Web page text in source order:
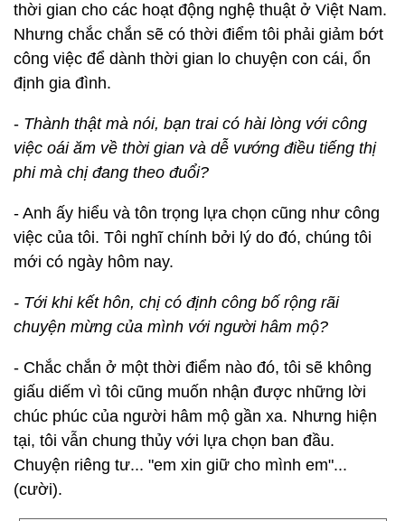
thời gian cho các hoạt động nghệ thuật ở Việt Nam.
Nhưng chắc chắn sẽ có thời điểm tôi phải giảm bớt
công việc để dành thời gian lo chuyện con cái, ổn
định gia đình.
- Thành thật mà nói, bạn trai có hài lòng với công
việc oái ăm về thời gian và dễ vướng điều tiếng thị
phi mà chị đang theo đuổi?
- Anh ấy hiểu và tôn trọng lựa chọn cũng như công
việc của tôi. Tôi nghĩ chính bởi lý do đó, chúng tôi
mới có ngày hôm nay.
- Tới khi kết hôn, chị có định công bố rộng rãi
chuyện mừng của mình với người hâm mộ?
- Chắc chắn ở một thời điểm nào đó, tôi sẽ không
giấu diếm vì tôi cũng muốn nhận được những lời
chúc phúc của người hâm mộ gần xa. Nhưng hiện
tại, tôi vẫn chung thủy với lựa chọn ban đầu.
Chuyện riêng tư... "em xin giữ cho mình em"...
(cười).